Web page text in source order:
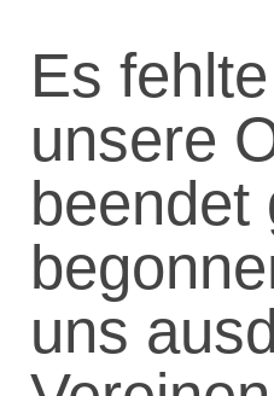
Es
unsere
beendet
uns